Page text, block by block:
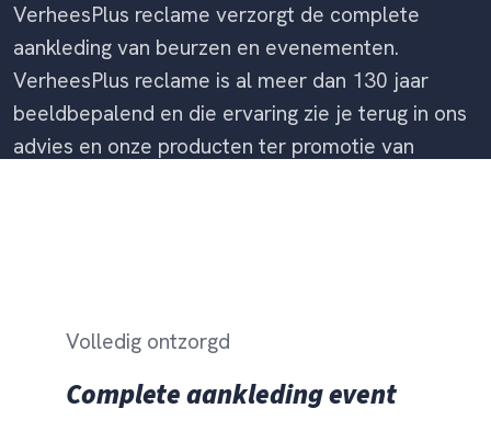
VerheesPlus reclame verzorgt de complete
aankleding van beurzen en evenementen.
VerheesPlus reclame is al meer dan 130 jaar
beeldbepalend en die ervaring zie je terug in ons
advies en onze producten ter promotie van
Volledig ontzorgd
Complete aankleding event